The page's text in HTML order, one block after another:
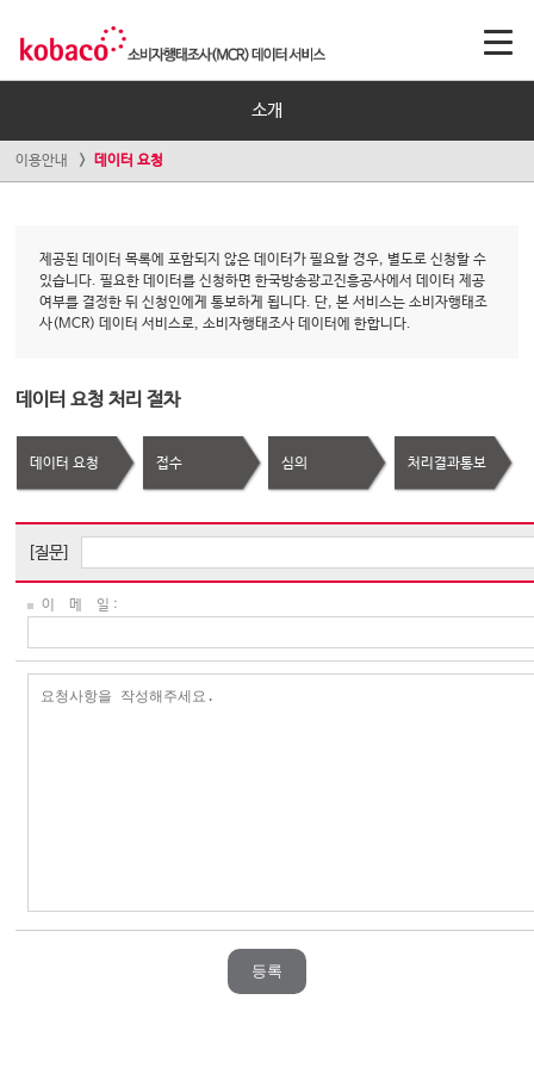
소개
이용안내 데이터 요청
제공된 데이터 목록에 포함되지 않은 데이터가 필요할 경우, 별도로 신청할 수
있습니다. 필요한 데이터를 신청하면 한국방송광고진흥공사에서 데이터 제공
여부를 결정한 뒤 신청인에게 통보하게 됩니다. 단, 본 서비스는 소비자행태조
사(MCR) 데이터 서비스로, 소비자행태조사 데이터에 한합니다.
데이터 요청 처리 절차
데이터 요청 접수 심의 처리결과통보
[질문]
이 메 일 :
등록